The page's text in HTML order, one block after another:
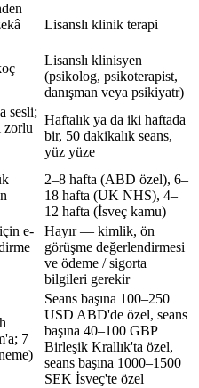
Lisanslı klinik terapi
Lisanslı klinisyen
(psikolog, psikoterapist,
danışman veya psikiyatr)
sesli;
zorlu
Haftalık ya da iki haftada
bir, 50 dakikalık seans,
yüz yüze
2–8 hafta (ABD özel), 6–
18 hafta (UK NHS), 4–
12 hafta (İsveç kamu)
e-
Hayır — kimlik, ön
görüşme değerlendirmesi
ve ödeme / sigorta
bilgileri gerekir
7
Seans başına 100–250
USD ABD'de özel, seans
başına 40–100 GBP
Birleşik Krallık'ta özel,
seans başına 1000–1500
SEK İsveç'te özel